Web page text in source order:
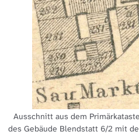
Ausschnitt aus dem
des Gebäude Blendstatt 6/2 mit